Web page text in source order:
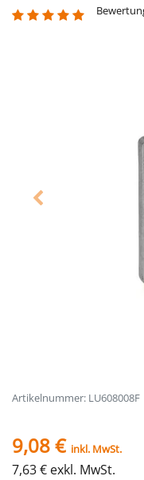
Artikelnummer: LU608008F
9,08 € inkl. MwSt.
7,63 € exkl. MwSt.